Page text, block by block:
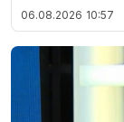
06.08.2026 10:57